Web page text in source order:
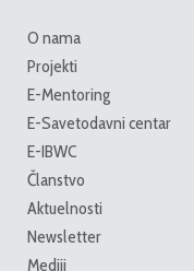
O nama
Projekti
E-Mentoring
E-Savetodavni centar
E-IBWC
Članstvo
Aktuelnosti
Newsletter
Mediji